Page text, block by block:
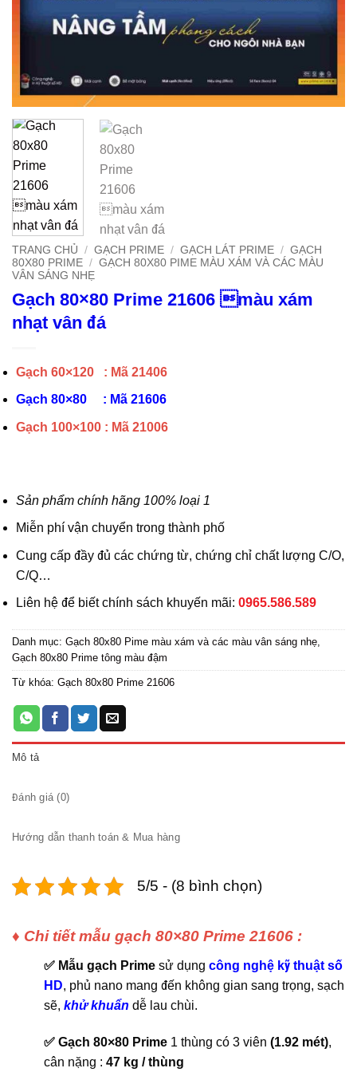
TRANG CHỦ / GẠCH PRIME / GẠCH LÁT PRIME / GẠCH
80X80 PRIME / GẠCH 80X80 PIME MÀU XÁM VÀ CÁC MÀU
VÂN SÁNG NHẸ
Gạch 80×80 Prime 21606 màu xám
nhạt vân đá
Gạch 60×120 : Mã 21406
Gạch 80×80 : Mã 21606
Gạch 100×100 : Mã 21006
Sản phẩm chính hãng 100% loại 1
Miễn phí vận chuyển trong thành phố
Cung cấp đầy đủ các chứng từ, chứng chỉ chất lượng C/O,
C/Q…
Liên hệ để biết chính sách khuyến mãi: 0965.586.589
Danh mục: Gạch 80x80 Pime màu xám và các màu vân sáng nhẹ,
Gạch 80x80 Prime tông màu đậm
Từ khóa: Gạch 80x80 Prime 21606
Mô tả
Đánh giá (0)
Hướng dẫn thanh toán & Mua hàng
5/5 - (8 bình chọn)
♦ Chi tiết mẫu gạch 80×80 Prime 21606 :
✅ Mẫu gạch Prime sử dụng công nghệ kỹ thuật số
HD, phủ nano mang đến không gian sang trọng, sạch
sẽ, khử khuẩn dễ lau chùi.
✅ Gạch 80×80 Prime 1 thùng có 3 viên (1.92 mét),
cân nặng : 47 kg / thùng